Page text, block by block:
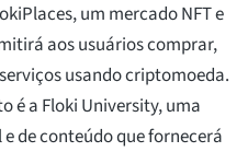
um mercado NFT e
aos usuários comprar,
usando criptomoeda.
é a Floki University, uma
de conteúdo que fornecerá